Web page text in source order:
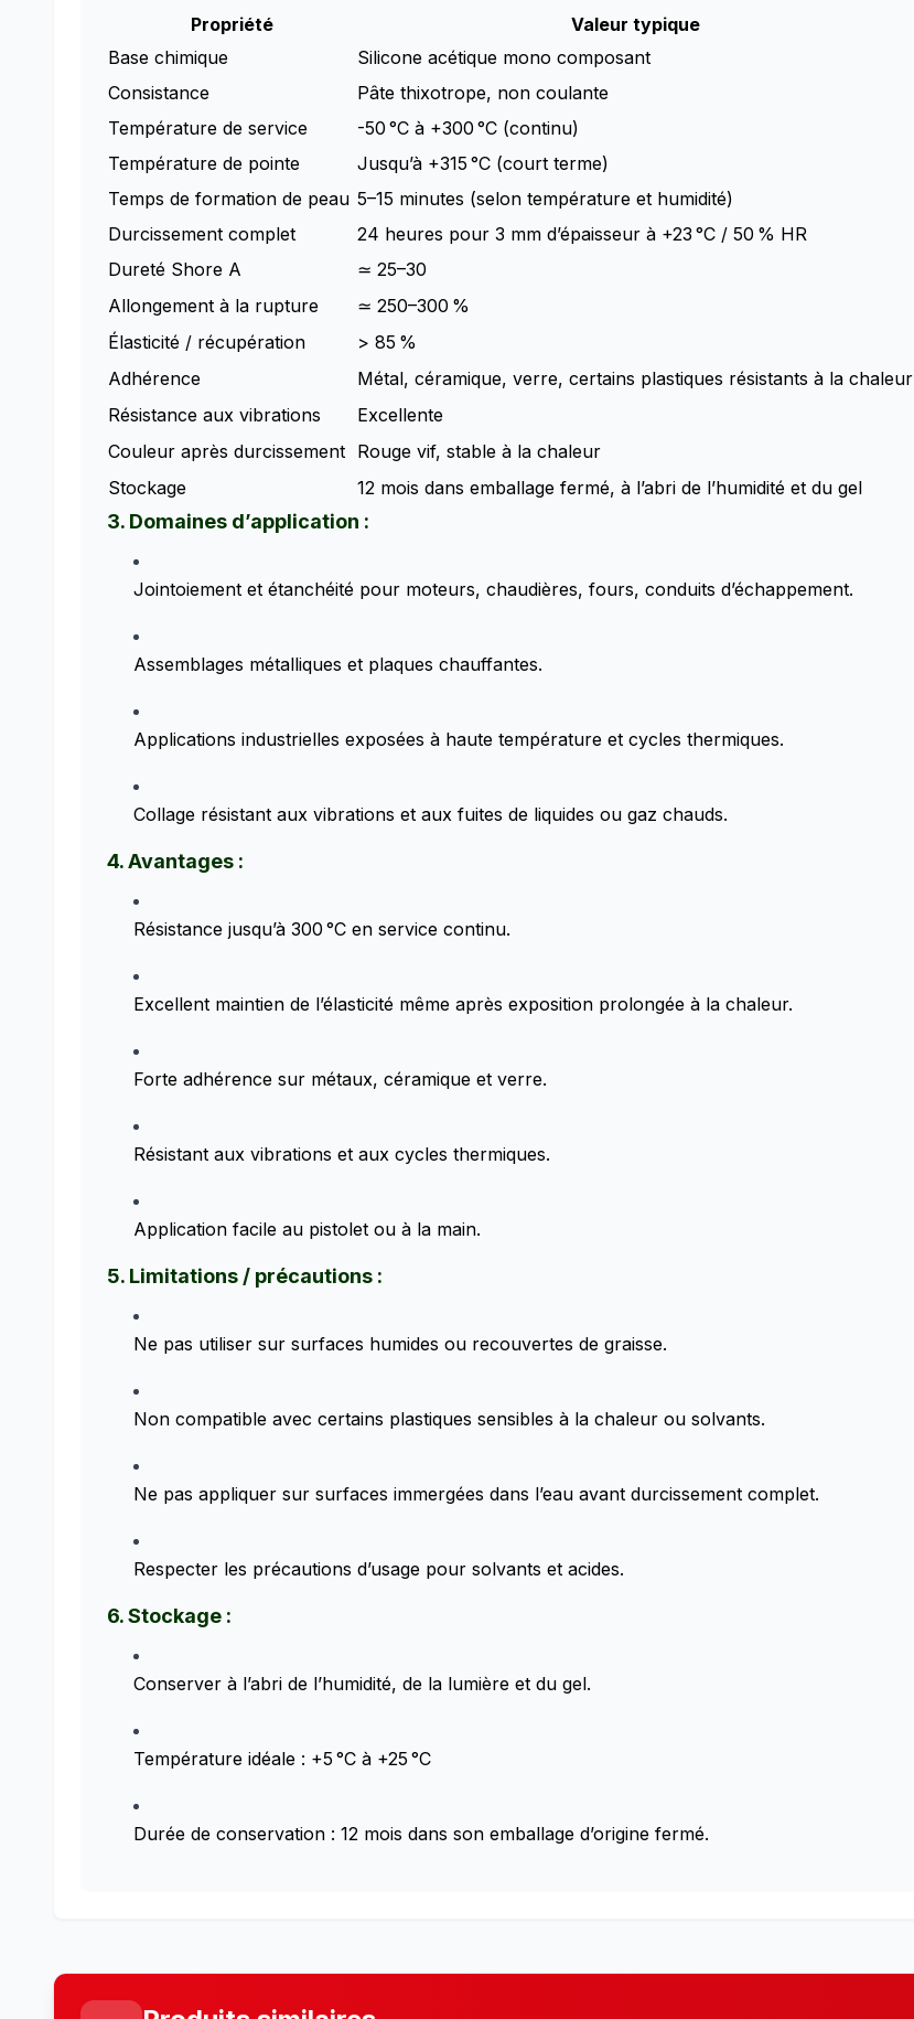
Propriété
Valeur typique
Base chimique
Silicone acétique mono composant
Consistance
Pâte thixotrope, non coulante
Température de service
-50 °C à +300 °C (continu)
Température de pointe
Jusqu’à +315 °C (court terme)
Temps de formation de peau 5–15 minutes (selon température et humidité)
Durcissement complet
24 heures pour 3 mm d’épaisseur à +23 °C / 50 % HR
Dureté Shore A
≃ 25–30
Allongement à la rupture
≃ 250–300 %
Élasticité / récupération
> 85 %
Adhérence
Métal, céramique, verre, certains plastiques résistants à la chaleur
Résistance aux vibrations
Excellente
Couleur après durcissement Rouge vif, stable à la chaleur
Stockage
12 mois dans emballage fermé, à l’abri de l’humidité et du gel
3. Domaines d’application :
Jointoiement et étanchéité pour moteurs, chaudières, fours, conduits d’échappement.
Assemblages métalliques et plaques chauffantes.
Applications industrielles exposées à haute température et cycles thermiques.
Collage résistant aux vibrations et aux fuites de liquides ou gaz chauds.
4. Avantages :
Résistance jusqu’à 300 °C en service continu.
Excellent maintien de l’élasticité même après exposition prolongée à la chaleur.
Forte adhérence sur métaux, céramique et verre.
Résistant aux vibrations et aux cycles thermiques.
Application facile au pistolet ou à la main.
5. Limitations / précautions :
Ne pas utiliser sur surfaces humides ou recouvertes de graisse.
Non compatible avec certains plastiques sensibles à la chaleur ou solvants.
Ne pas appliquer sur surfaces immergées dans l’eau avant durcissement complet.
Respecter les précautions d’usage pour solvants et acides.
6. Stockage :
Conserver à l’abri de l’humidité, de la lumière et du gel.
Température idéale : +5 °C à +25 °C
Durée de conservation : 12 mois dans son emballage d’origine fermé.